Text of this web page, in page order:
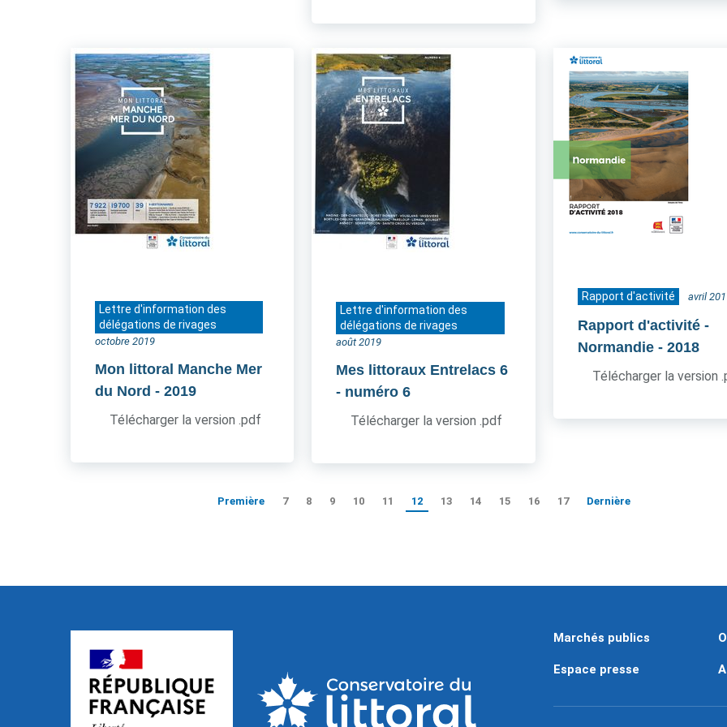
Lettre d'information des
délégations de rivages
octobre 2019
Mon littoral Manche Mer
du Nord - 2019
Télécharger la version .pdf
Lettre d'information des
délégations de rivages
août 2019
Mes littoraux Entrelacs 6
- numéro 6
Télécharger la version .pdf
Rapport d'activité avril
Rapport d'activité -
Normandie - 2018
Télécharger la version
Première 7 8 9 10 11 12 13 14 15 16 17 Dernière
Marchés publics
Espace presse